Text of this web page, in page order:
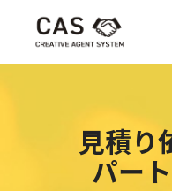
見積り
パー